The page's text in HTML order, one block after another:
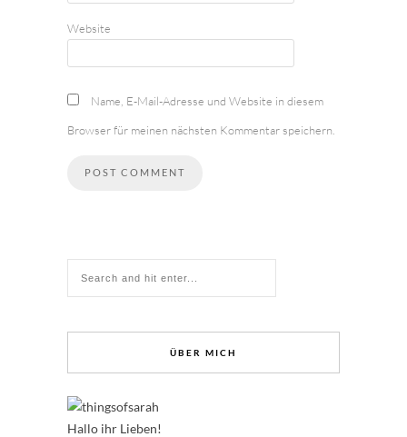
Website
Name, E-Mail-Adresse und Website in diesem
Browser für meinen nächsten Kommentar speichern.
ÜBER MICH
Hallo ihr Lieben!